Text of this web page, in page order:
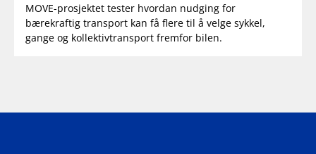
MOVE-prosjektet tester hvordan nudging for
bærekraftig transport kan få flere til å velge sykkel,
gange og kollektivtransport fremfor bilen.